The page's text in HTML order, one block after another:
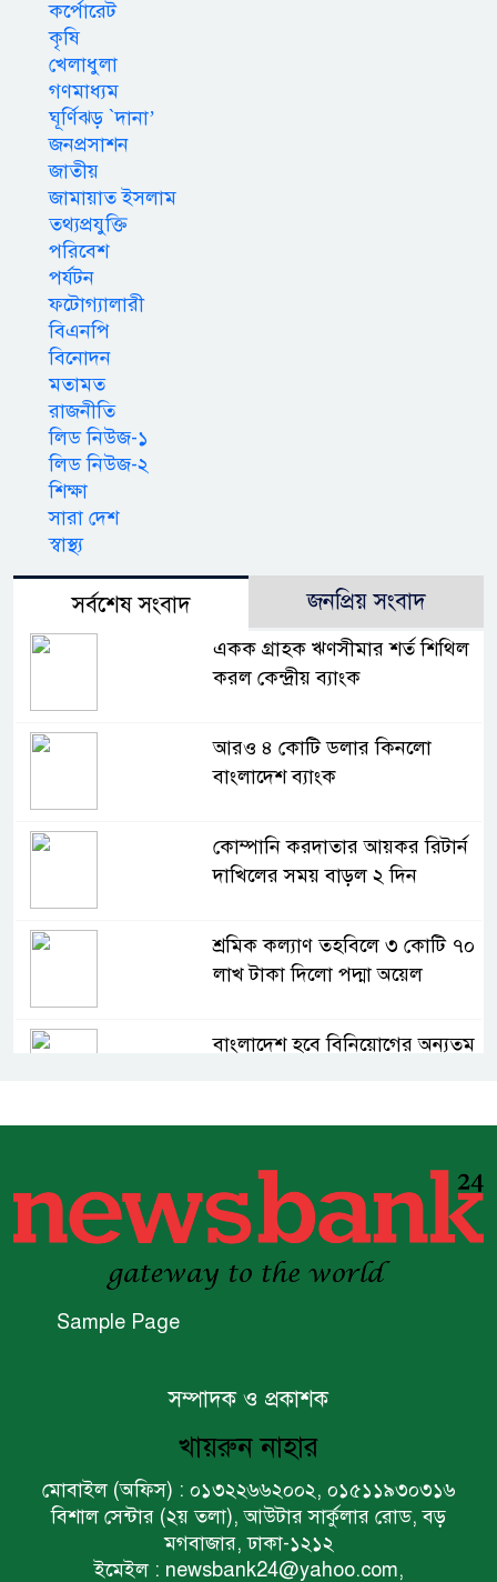
কর্পোরেট
কৃষি
খেলাধুলা
গণমাধ্যম
ঘূর্ণিঝড় `দানা’
জনপ্রসাশন
জাতীয়
জামায়াত ইসলাম
তথ্যপ্রযুক্তি
পরিবেশ
পর্যটন
ফটোগ্যালারী
বিএনপি
বিনোদন
মতামত
রাজনীতি
লিড নিউজ-১
লিড নিউজ-২
শিক্ষা
সারা দেশ
স্বাস্থ্য
সর্বশেষ সংবাদ জনপ্রিয় সংবাদ
একক গ্রাহক ঋণসীমার শর্ত শিথিল
করল কেন্দ্রীয় ব্যাংক
আরও ৪ কোটি ডলার কিনলো
বাংলাদেশ ব্যাংক
কোম্পানি করদাতার আয়কর রিটার্ন
দাখিলের সময় বাড়ল ২ দিন
শ্রমিক কল্যাণ তহবিলে ৩ কোটি ৭০
লাখ টাকা দিলো পদ্মা অয়েল
বাংলাদেশ হবে বিনিয়োগের অন্যতম
ব্র্যাকের নির্বাহী পরিচালক আসিফ
সালেহ
একনেকে ৩৬ হাজার ৬৯৫ কোটি
টাকার ৯ প্রকল্প অনুমোদন
ফরচুন সুজের চেয়ারম্যানসহ
কর্মকর্তাদের ৭ কোটি ২০ লাখ টাকা
জরিমানা
পণ্য সরবরাহকারী প্রতিষ্ঠানের খরচে
Sample Page
সম্পাদক ও প্রকাশক
খায়রুন নাহার
মোবাইল (অফিস) : ০১৩২২৬৬২০০২, ০১৫১১৯৩০৩১৬
বিশাল সেন্টার (২য় তলা), আউটার সার্কুলার রোড, বড়
মগবাজার, ঢাকা-১২১২
ইমেইল : newsbank24@yahoo.com,